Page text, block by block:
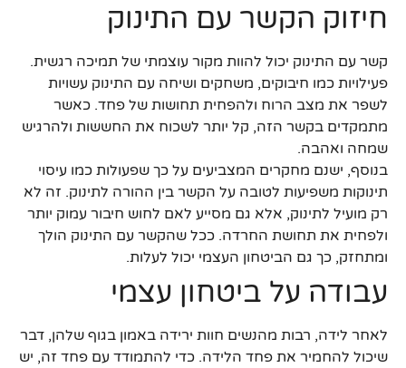
חיזוק הקשר עם התינוק
קשר עם התינוק יכול להוות מקור עוצמתי של תמיכה רגשית.
פעילויות כמו חיבוקים, משחקים ושיחה עם התינוק עשויות
לשפר את מצב הרוח ולהפחית תחושות של פחד. כאשר
מתמקדים בקשר הזה, קל יותר לשכוח את החששות ולהרגיש
שמחה ואהבה.
בנוסף, ישנם מחקרים המצביעים על כך שפעולות כמו עיסוי
תינוקות משפיעות לטובה על הקשר בין ההורה לתינוק. זה לא
רק מועיל לתינוק, אלא גם מסייע לאם לחוש חיבור עמוק יותר
ולפחית את תחושת החרדה. ככל שהקשר עם התינוק הולך
ומתחזק, כך גם הביטחון העצמי יכול לעלות.
עבודה על ביטחון עצמי
לאחר לידה, רבות מהנשים חוות ירידה באמון בגוף שלהן, דבר
שיכול להחמיר את פחד הלידה. כדי להתמודד עם פחד זה, יש